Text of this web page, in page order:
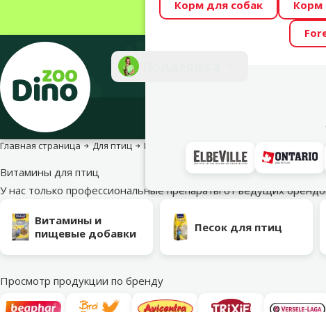
Весь месяц Dino
Фотоконкурс
Корм для собак Корм
Главная страница Для птиц Корм, лакомства и пищевые добавки
Витамины для птиц
У нас только профессиональные препараты от ведущих
Витамины и
пищевые добавки
Песок для птиц
Просмотр продукции по бренду